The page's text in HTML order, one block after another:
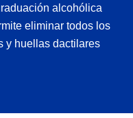
alcohólica
eliminar todos los
y huellas dactilares